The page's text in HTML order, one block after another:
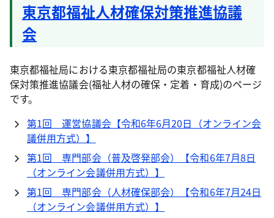
東京都福祉人材確保対策推進協議
会
東京都福祉局における東京都福祉局の東京都福祉人材確
保対策推進協議会(福祉人材の確保・定着・育成)のページ
です。
第1回 運営協議会【令和6年6月20日（オンライン会
議併用方式）】
第1回 専門部会（普及啓発部会）【令和6年7月8日
（オンライン会議併用方式）】
第1回 専門部会（人材確保部会）【令和6年7月24日
（オンライン会議併用方式）】